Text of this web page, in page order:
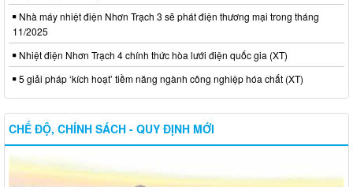
Nhà máy nhiệt điện Nhơn Trạch 3 sẽ phát điện thương mại trong tháng
11/2025
Nhiệt điện Nhơn Trạch 4 chính thức hòa lưới điện quốc gia (XT)
5 giải pháp ‘kích hoạt’ tiềm năng ngành công nghiệp hóa chất (XT)
CHẾ ĐỘ, CHÍNH SÁCH - QUY ĐỊNH MỚI